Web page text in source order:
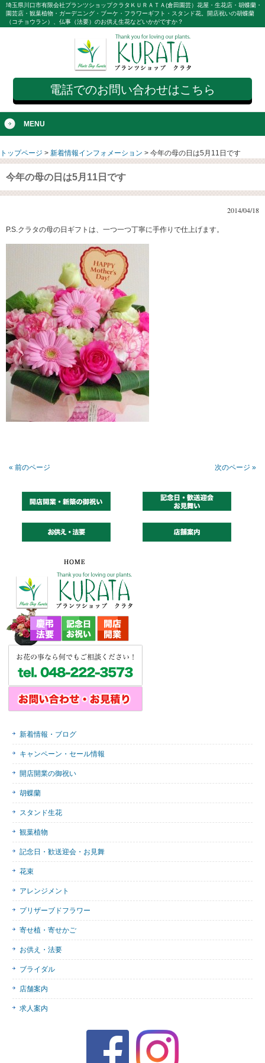
埼玉県川口市有限会社プランツショップクラタＫＵＲＡＴＡ(倉田園芸）花屋・生花店・胡蝶蘭・
園芸店・観葉植物・ガーデニング・ブーケ・フラワーギフト・スタンド花。開店祝いの胡蝶蘭
（コチョウラン）、仏事（法要）のお供え生花などいかがですか？
電話でのお問い合わせはこちら
MENU
トップページ > 新着情報インフォメーション > 今年の母の日は5月11日です
今年の母の日は5月11日です
2014/04/18
P.S.クラタの母の日ギフトは、一つ一つ丁寧に手作りで仕上げます。
« 前のページ 次のページ »
新着情報・ブログ
キャンペーン・セール情報
開店開業の御祝い
胡蝶蘭
スタンド生花
観葉植物
記念日・歓送迎会・お見舞
花束
アレンジメント
プリザーブドフラワー
寄せ植・寄せかご
お供え・法要
ブライダル
店舗案内
求人案内